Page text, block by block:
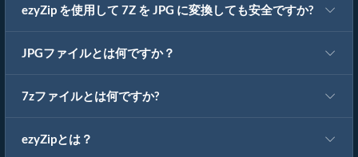
ezyZip を使用して 7Z を JPG に変換しても安全ですか?
JPGファイルとは何ですか？
7zファイルとは何ですか?
ezyZipとは？